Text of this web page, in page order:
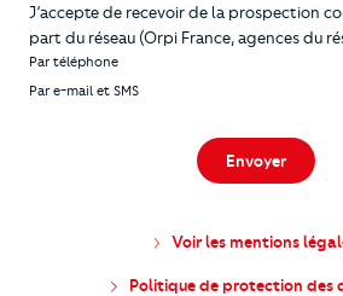
J’accepte de recevoir de la prospection
part du réseau (Orpi France, agences du
Par téléphone
Par e-mail et SMS
Envoyer
Voir les mentions
Politique de protection des